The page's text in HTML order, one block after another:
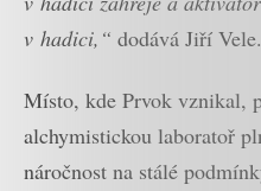
v hadici,“ dodává Jiří Vele.
Místo, kde Prvok vznikal,
alchymistickou laboratoř
náročnost na stálé